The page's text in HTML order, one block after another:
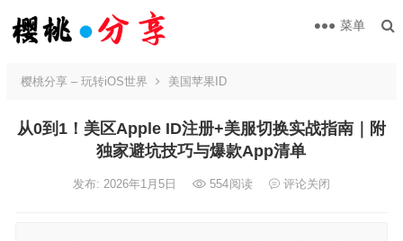
菜单
樱桃分享 – 玩转iOS世界 美国苹果ID
从0到1！美区Apple ID注册+美服切换实战指南｜附
独家避坑技巧与爆款App清单
发布: 2026年1月5日 554阅读 评论关闭